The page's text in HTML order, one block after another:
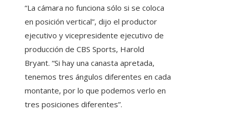
“La cámara no funciona sólo si se coloca
en posición vertical”, dijo el productor
ejecutivo y vicepresidente ejecutivo de
producción de CBS Sports, Harold
Bryant. “Si hay una canasta apretada,
tenemos tres ángulos diferentes en cada
montante, por lo que podemos verlo en
tres posiciones diferentes”.